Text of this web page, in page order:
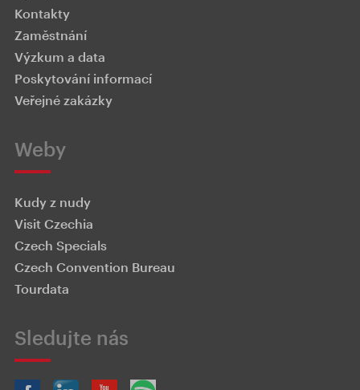
Kontakty
Zaměstnání
Výzkum a data
Poskytování informací
Veřejné zakázky
Weby
Kudy z nudy
Visit Czechia
Czech Specials
Czech Convention Bureau
Tourdata
Sledujte nás